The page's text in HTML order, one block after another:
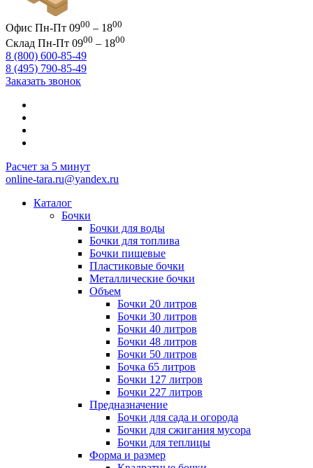
Офис Пн-Пт 0900 – 1800
Склад Пн-Пт 0900 – 1800
8 (800) 600-85-49
8 (495) 790-85-49
Заказать звонок
Расчет за 5 минут
online-tara.ru@yandex.ru
Каталог
Бочки
Бочки для воды
Бочки для топлива
Бочки пищевые
Пластиковые бочки
Металлические бочки
Объем
Бочки 20 литров
Бочки 30 литров
Бочки 40 литров
Бочки 48 литров
Бочки 50 литров
Бочка 65 литров
Бочки 127 литров
Бочки 227 литров
Предназначение
Бочки для сада и огорода
Бочки для сжигания мусора
Бочки для теплицы
Форма и размер